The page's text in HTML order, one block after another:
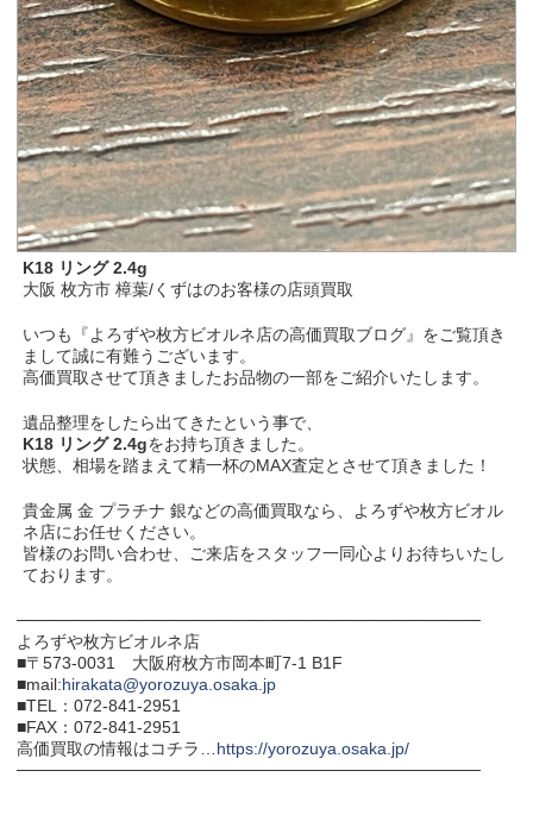
K18 リング 2.4g
大阪 枚方市 樟葉/くずはのお客様の店頭買取
いつも『よろずや枚方ビオルネ店の高価買取ブログ』をご覧頂き
まして誠に有難うございます。
高価買取させて頂きましたお品物の一部をご紹介いたします。
遺品整理をしたら出てきたという事で、
K18 リング 2.4gをお持ち頂きました。
状態、相場を踏まえて精一杯のMAX査定とさせて頂きました！
貴金属 金 プラチナ 銀などの高価買取なら、よろずや枚方ビオル
ネ店にお任せください。
皆様のお問い合わせ、ご来店をスタッフ一同心よりお待ちいたし
ております。
───────────────────────────────────────
よろずや枚方ビオルネ店
■〒573-0031 大阪府枚方市岡本町7-1 B1F
■mail:hirakata@yorozuya.osaka.jp
■TEL：072-841-2951
■FAX：072-841-2951
高価買取の情報はコチラ… https://yorozuya.osaka.jp/
───────────────────────────────────────